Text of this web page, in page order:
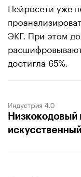
Нейросети уже
ЭКГ. При этом
достигла 65%.
Индустрия 4.0
Низкокодовый